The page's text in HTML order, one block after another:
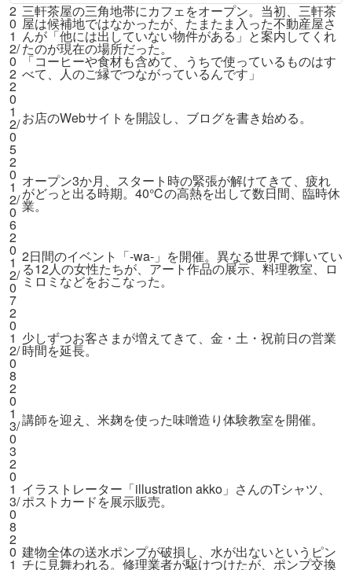
2
0
1
2/
0
2
三軒茶屋の三角地帯にカフェをオープン。当初、三軒茶
屋は候補地ではなかったが、たまたま入った不動産屋さ
んが「他には出していない物件がある」と案内してくれ
たのが現在の場所だった。
「コーヒーや食材も含めて、うちで使っているものはす
べて、人のご縁でつながっているんです」
2
0
1
2/
0
5
お店のWebサイトを開設し、ブログを書き始める。
2
0
1
2/
0
6
オープン3か月、スタート時の緊張が解けてきて、疲れ
がどっと出る時期。40℃の高熱を出して数日間、臨時休
業。
2
0
1
2/
0
7
2日間のイベント「-wa-」を開催。異なる世界で輝いてい
る12人の女性たちが、アート作品の展示、料理教室、ロ
ミロミなどをおこなった。
2
0
1
2/
0
8
少しずつお客さまが増えてきて、金・土・祝前日の営業
時間を延長。
2
0
1
3/
0
3
講師を迎え、米麹を使った味噌造り体験教室を開催。
2
0
1
3/
0
8
イラストレーター「illustration akko」さんのTシャツ、
ポストカードを展示販売。
2
0
1
建物全体の送水ポンプが破損し、水が出ないというピン
チに見舞われる。修理業者が駆けつけたが、ポンプ交換